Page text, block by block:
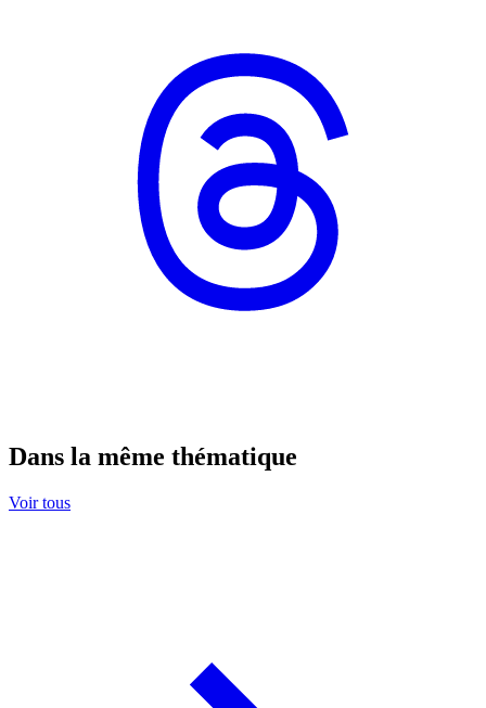
Dans la même thématique
Voir tous